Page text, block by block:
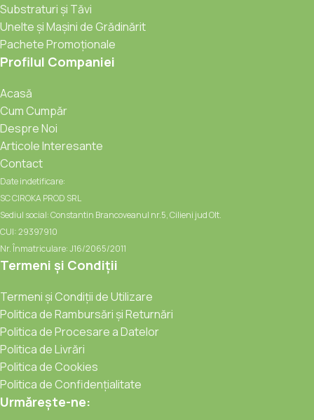
Substraturi și Tăvi
Unelte și Mașini de Grădinărit
Pachete Promoționale
Profilul Companiei
Acasă
Cum Cumpăr
Despre Noi
Articole Interesante
Contact
Date indetificare:
SC CIROKA PROD SRL
Sediul social: Constantin Brancoveanul nr.5, Cilieni jud Olt.
CUI: 29397910
Nr. Înmatriculare: J16/2065/2011
Termeni și Condiții
Termeni și Condiții de Utilizare
Politica de Rambursări și Returnări
Politica de Procesare a Datelor
Politica de Livrări
Politica de Cookies
Politica de Confidențialitate
Urmărește-ne: